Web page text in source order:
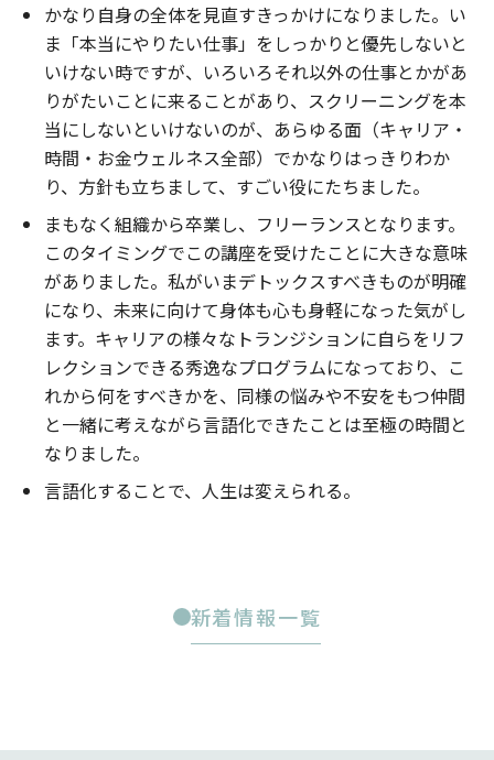
かなり自身の全体を見直すきっかけになりました。い
ま「本当にやりたい仕事」をしっかりと優先しないと
いけない時ですが、いろいろそれ以外の仕事とかがあ
りがたいことに来ることがあり、スクリーニングを本
当にしないといけないのが、あらゆる面（キャリア・
時間・お金ウェルネス全部）でかなりはっきりわか
り、方針も立ちまして、すごい役にたちました。
まもなく組織から卒業し、フリーランスとなります。
このタイミングでこの講座を受けたことに大きな意味
がありました。私がいまデトックスすべきものが明確
になり、未来に向けて身体も心も身軽になった気がし
ます。キャリアの様々なトランジションに自らをリフ
レクションできる秀逸なプログラムになっており、こ
れから何をすべきかを、同様の悩みや不安をもつ仲間
と一緒に考えながら言語化できたことは至極の時間と
なりました。
言語化することで、人生は変えられる。
新着情報一覧